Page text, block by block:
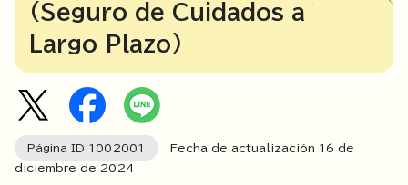
(Seguro de Cuidados a
Largo Plazo)
Página ID 1002001 Fecha de actualización 16 de
diciembre de 2024